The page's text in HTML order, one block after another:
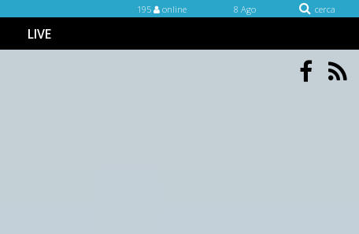
cerca
8 Ago
195 online
LIVE